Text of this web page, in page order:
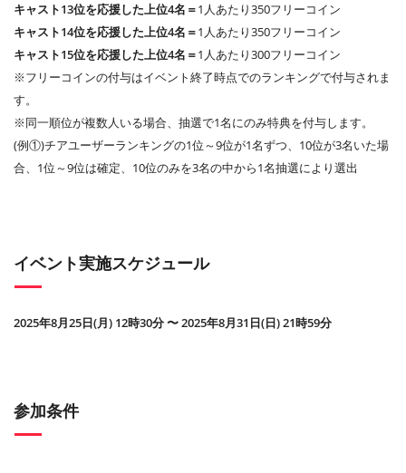
キャスト13位を応援した上位4名＝1人あたり350フリーコイン
キャスト14位を応援した上位4名＝1人あたり350フリーコイン
キャスト15位を応援した上位4名＝1人あたり300フリーコイン
※フリーコインの付与はイベント終了時点でのランキングで付与されま
す。
※同一順位が複数人いる場合、抽選で1名にのみ特典を付与します。
(例①)チアユーザーランキングの1位～9位が1名ずつ、10位が3名いた場
合、1位～9位は確定、10位のみを3名の中から1名抽選により選出
イベント実施スケジュール
2025年8月25日(月) 12時30分 〜 2025年8月31日(日) 21時59分
参加条件